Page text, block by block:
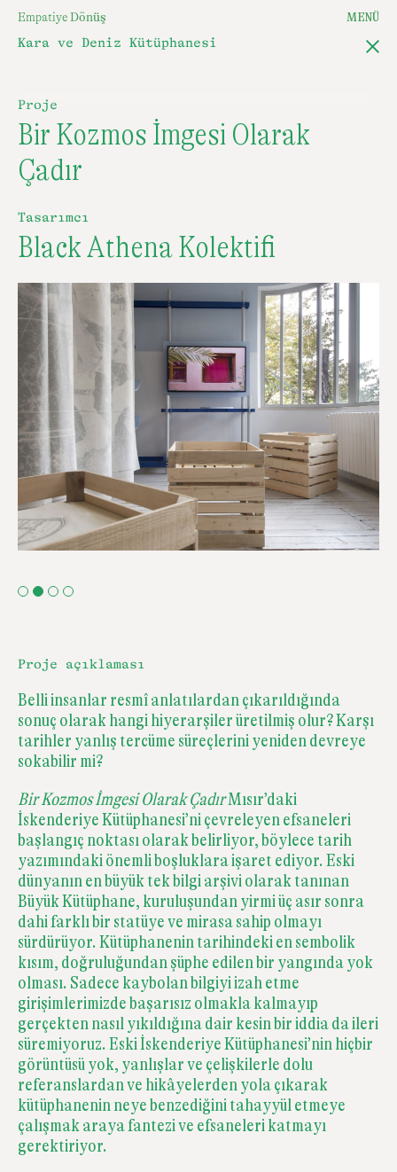
Empatiye Dönüş
MENÜ
Kara ve Deniz Kütüphanesi
Proje
Bir Kozmos İmgesi Olarak
Çadır
Tasarımcı
Black Athena Kolektifi
Proje açıklaması
Belli insanlar resmî anlatılardan çıkarıldığında
sonuç olarak hangi hiyerarşiler üretilmiş olur? Karşı
tarihler yanlış tercüme süreçlerini yeniden devreye
sokabilir mi?
Bir Kozmos İmgesi Olarak ÇadırMısır’daki
İskenderiye Kütüphanesi’ni çevreleyen efsaneleri
başlangıç noktası olarak belirliyor, böylece tarih
yazımındaki önemli boşluklara işaret ediyor. Eski
dünyanın en büyük tek bilgi arşivi olarak tanınan
Büyük Kütüphane, kuruluşundan yirmi üç asır sonra
dahi farklı bir statüye ve mirasa sahip olmayı
sürdürüyor. Kütüphanenin tarihindeki en sembolik
kısım, doğruluğundan şüphe edilen bir yangında yok
olması. Sadece kaybolan bilgiyi izah etme
girişimlerimizde başarısız olmakla kalmayıp
gerçekten nasıl yıkıldığına dair kesin bir iddia da ileri
süremiyoruz. Eski İskenderiye Kütüphanesi’nin hiçbir
görüntüsü yok, yanlışlar ve çelişkilerle dolu
referanslardan ve hikâyelerden yola çıkarak
kütüphanenin neye benzediğini tahayyül etmeye
çalışmak araya fantezi ve efsaneleri katmayı
gerektiriyor.